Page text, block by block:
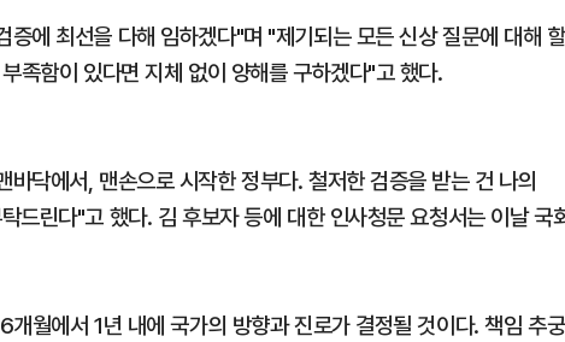
에 최선을 다해 임하겠다"며 "제기되는 모든 신상 질문에 대해 할
족함이 있다면 지체 없이 양해를 구하겠다"고 했다.
닥에서, 맨손으로 시작한 정부다. 철저한 검증을 받는 건 나의
드린다"고 했다. 김 후보자 등에 대한 인사청문 요청서는 이날 국
월에서 1년 내에 국가의 방향과 진로가 결정될 것이다. 책임 추궁